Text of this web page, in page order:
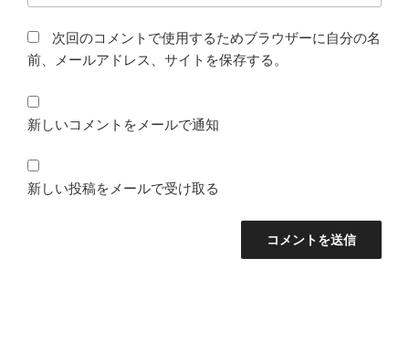
次回のコメントで使用するためブラウザーに自分の名
前、メールアドレス、サイトを保存する。
新しいコメントをメールで通知
新しい投稿をメールで受け取る